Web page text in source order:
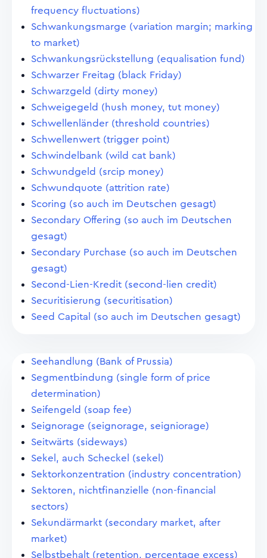
frequency fluctuations)
Schwankungsmarge (variation margin; marking
to market)
Schwankungsrückstellung (equalisation fund)
Schwarzer Freitag (black Friday)
Schwarzgeld (dirty money)
Schweigegeld (hush money, tut money)
Schwellenländer (threshold countries)
Schwellenwert (trigger point)
Schwindelbank (wild cat bank)
Schwundgeld (srcip money)
Schwundquote (attrition rate)
Scoring (so auch im Deutschen gesagt)
Secondary Offering (so auch im Deutschen
gesagt)
Secondary Purchase (so auch im Deutschen
gesagt)
Second-Lien-Kredit (second-lien credit)
Securitisierung (securitisation)
Seed Capital (so auch im Deutschen gesagt)
Seehandlung (Bank of Prussia)
Segmentbindung (single form of price
determination)
Seifengeld (soap fee)
Seignorage (seignorage, seigniorage)
Seitwärts (sideways)
Sekel, auch Scheckel (sekel)
Sektorkonzentration (industry concentration)
Sektoren, nichtfinanzielle (non-financial
sectors)
Sekundärmarkt (secondary market, after
market)
Selbstbehalt (retention, percentage excess)